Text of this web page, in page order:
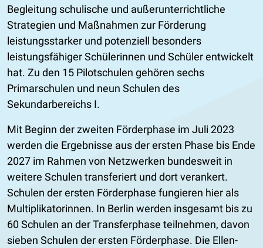
Begleitung schulische und außerunterrichtliche
Strategien und Maßnahmen zur Förderung
leistungsstarker und potenziell besonders
leistungsfähiger Schülerinnen und Schüler entwickelt
hat. Zu den 15 Pilotschulen gehören sechs
Primarschulen und neun Schulen des
Sekundarbereichs I.
Mit Beginn der zweiten Förderphase im Juli 2023
werden die Ergebnisse aus der ersten Phase bis Ende
2027 im Rahmen von Netzwerken bundesweit in
weitere Schulen transferiert und dort verankert.
Schulen der ersten Förderphase fungieren hier als
Multiplikatorinnen. In Berlin werden insgesamt bis zu
60 Schulen an der Transferphase teilnehmen, davon
sieben Schulen der ersten Förderphase. Die Ellen-